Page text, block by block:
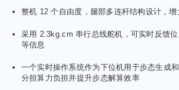
整机 12 个自由度，腿部多连杆结构设计，
采用 2.3kg.cm 串行总线舵机，可实时反馈
等信息
一个实时操作系统作为下位机用于步态生成
分担算力负担并提升步态解算效率